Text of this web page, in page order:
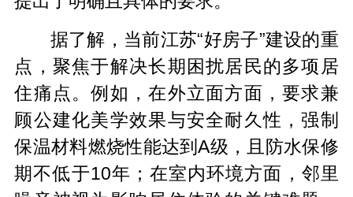
据了解，当前江苏“好房子”建设的重
点，聚焦于解决长期困扰居民的多项居
住痛点。例如，在外立面方面，要求兼
顾公建化美学效果与安全耐久性，强制
保温材料燃烧性能达到A级，且防水保修
期不低于10年；在室内环境方面，邻里